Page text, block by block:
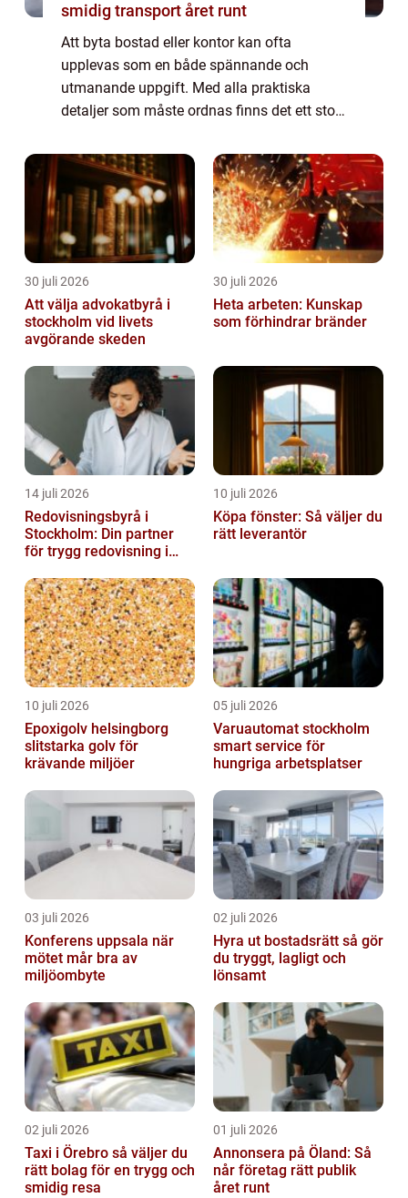
smidig transport året runt
Att byta bostad eller kontor kan ofta
upplevas som en både spännande och
utmanande uppgift. Med alla praktiska
detaljer som måste ordnas finns det ett stort
Linköping finns ...
30 juli 2026
Att välja advokatbyrå i
stockholm vid livets
avgörande skeden
30 juli 2026
Heta arbeten: Kunskap
som förhindrar bränder
14 juli 2026
Redovisningsbyrå i
Stockholm: Din partner
för trygg redovisning i
10 juli 2026
Köpa fönster: Så väljer du
rätt leverantör
10 juli 2026
Epoxigolv helsingborg
slitstarka golv för
krävande miljöer
05 juli 2026
Varuautomat stockholm
smart service för
hungriga arbetsplatser
03 juli 2026
Konferens uppsala när
mötet mår bra av
miljöombyte
02 juli 2026
Hyra ut bostadsrätt så gör
du tryggt, lagligt och
lönsamt
02 juli 2026
Taxi i Örebro så väljer du
rätt bolag för en trygg och
smidig resa
01 juli 2026
Annonsera på Öland: Så
når företag rätt publik
året runt